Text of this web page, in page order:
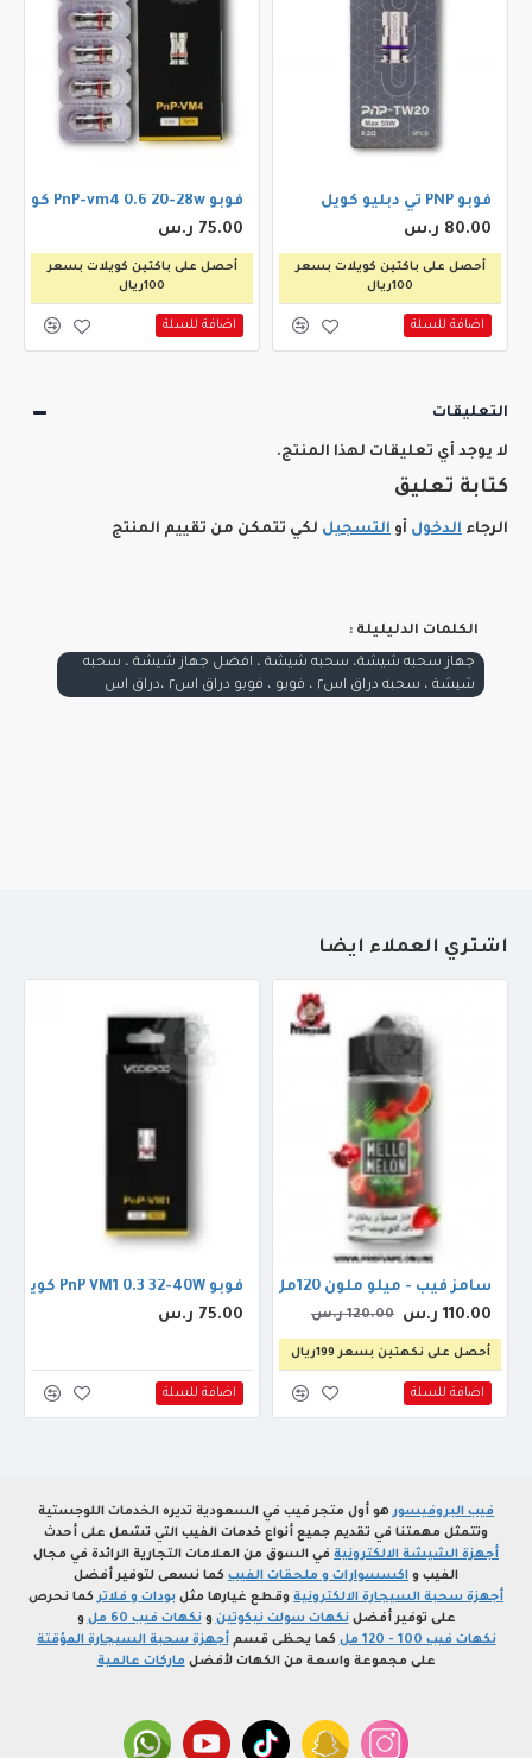
فوبو PNP تي دبليو كويل
80.00 ر.س
أحصل على باكتين كويلات بسعر
100ريال
اضافة للسلة
فوبو PnP-vm4 0.6 20-28w كويل
75.00 ر.س
أحصل على باكتين كويلات بسعر
100ريال
اضافة للسلة
التعليقات
لا يوجد أي تعليقات لهذا المنتج.
كتابة تعليق
الرجاء الدخول أو التسجيل لكي تتمكن من تقييم المنتج
الكلمات الدليليلة :
جهاز سحبه شيشة، سحبه شيشة ، افضل جهاز شيشة ، سحبه
شيشة ، سحبه دراق اس٢ ، فوبو ، فوبو دراق اس٢ ،دراق اس
أشتري العملاء أيضاً
سامز فيب - ميلو ملون 120مل 3ملجم
110.00 ر.س 120.00 ر.س
أحصل على نكهتين بسعر 199ريال
اضافة للسلة
فوبو PnP VM1 0.3 32-40W كويل
75.00 ر.س
اضافة للسلة
فيب البروفيسورهو أول متجر فيب في السعودية تديره الخدمات اللوجستية
وتتمثل مهمتنا في تقديم جميع أنواع خدمات الفيب التي تشمل على أحدث
أجهزة الشيشة الالكترونية في السوق من العلامات التجارية الرائدة في مجال
الفيب و اكسسوارات و ملحقات الفيب كما نسعى لتوفير أفضل
أجهزة سحبة السيجارة الالكترونية وقطع غيارها مثل بودات و فلاتركما نحرص
على توفير أفضلنكهات سولت نيكوتين ونكهات فيب 60 مل
و
نكهات فيب 100 - 120 مل
كما يحظى قسمأجهزة سحبة السيجارة المؤقتة
على مجموعة واسعة من الكهات لأفضل ماركات عالمية